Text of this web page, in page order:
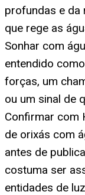
profundas e da
que rege as
Sonhar com
entendido
forças, um
ou um sinal de
Confirmar com
de orixás com
antes de
costuma ser
entidades de